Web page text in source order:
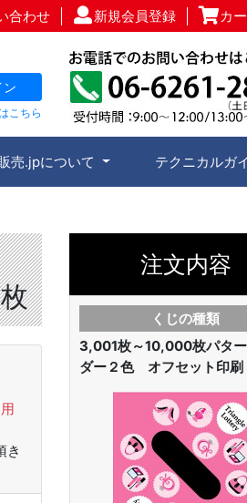
合わせ 新規会員登録 カ
ン
こちら
売.jpについて テクニカルガ
き
注文内容
くじの種類
3,001枚～10,000枚パタ
ダー２色 オフセット印刷